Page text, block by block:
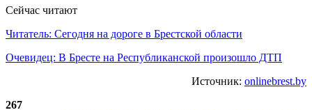
Сейчас читают
Читатель: Сегодня на дороге в Брестской области
Очевидец: В Бресте на Республиканской произошло ДТП
Источник: onlinebrest.by
267